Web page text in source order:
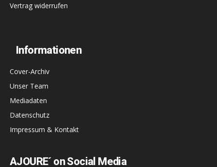
Vertrag widerrufen
Informationen
Cover-Archiv
Unser Team
Mediadaten
Datenschutz
Impressum & Kontakt
AJOURE´ on Social Media